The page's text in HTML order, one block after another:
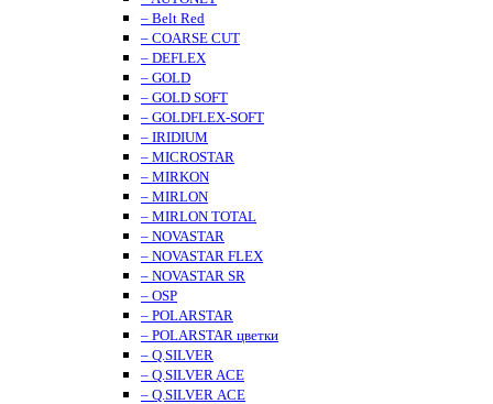
– Belt Red
– COARSE CUT
– DEFLEX
– GOLD
– GOLD SOFT
– GOLDFLEX-SOFT
– IRIDIUM
– MICROSTAR
– MIRKON
– MIRLON
– MIRLON TOTAL
– NOVASTAR
– NOVASTAR FLEX
– NOVASTAR SR
– OSP
– POLARSTAR
– POLARSTAR цветки
– Q.SILVER
– Q.SILVER ACE
– Q.SILVER ACE